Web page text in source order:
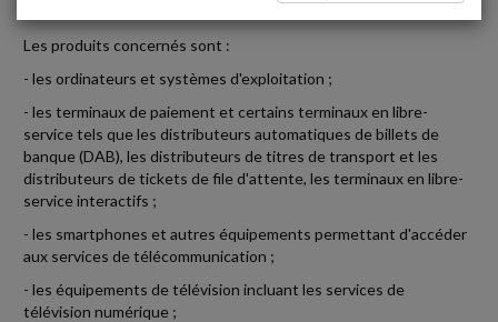
Les produits concernés sont :
- les ordinateurs et systèmes d'exploitation ;
- les terminaux de paiement et certains terminaux en libre-
service tels que les distributeurs automatiques de billets de
banque (DAB), les distributeurs de titres de transport et les
distributeurs de tickets de file d'attente, les terminaux en libre-
service interactifs ;
- les smartphones et autres équipements permettant d'accéder
aux services de télécommunication ;
- les équipements de télévision incluant les services de
télévision numérique ;